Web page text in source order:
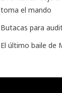
toma el mando
Butacas para
El último baile de